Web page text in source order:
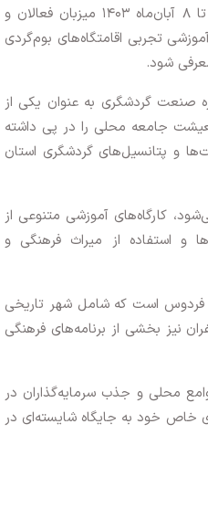
، شهر فردوس، سرزمین یاقوت‌های سرخ، در شرق ایران، از ۶ تا ۸ آبان‌ماه ۱۴۰۳ میزبان فعالان و
تجربی اقامتگاه‌های بوم‌گردی
شود.
صنعت گردشگری به عنوان یکی از
جامعه محلی را در پی داشته
و پتانسیل‌های گردشگری استان
کشور برگزار می‌شود، کارگاه‌های آموزشی متنوعی از
و استفاده از میراث فرهنگی و
فردوس است که شامل شهر تاریخی
نیز بخشی از برنامه‌های فرهنگی
محلی و جذب سرمایه‌گذاران در
خاص خود به جایگاه شایسته‌ای در